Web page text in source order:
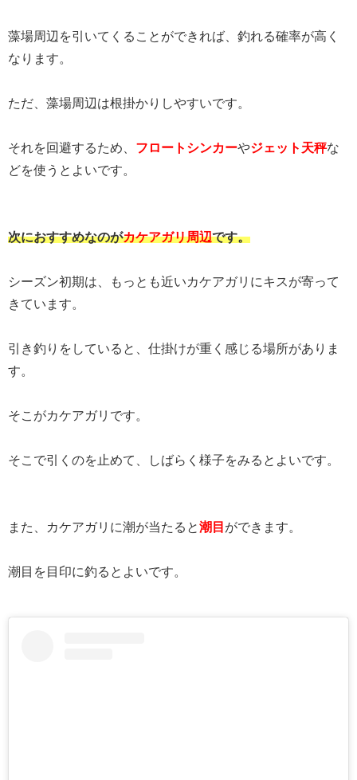
藻場周辺を引いてくることができれば、釣れる確率が高く
なります。
ただ、藻場周辺は根掛かりしやすいです。
それを回避するため、 フロートシンカーやジェット天秤な
どを使うとよいです。
次におすすめなのがカケアガリ周辺です。
シーズン初期は、もっとも近いカケアガリにキスが寄って
きています。
引き釣りをしていると、仕掛けが重く感じる場所がありま
す。
そこがカケアガリです。
そこで引くのを止めて、しばらく様子をみるとよいです。
また、カケアガリに潮が当たると潮目ができます。
潮目を目印に釣るとよいです。